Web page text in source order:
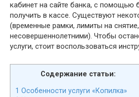
кабинет на сайте банка, с помощью
получить в кассе. Существуют
(временные рамки, лимиты на
несовершеннолетними). Чтобы
услуги, стоит воспользоваться
Содержание статьи:
1 Особенности услуги «Копилка»